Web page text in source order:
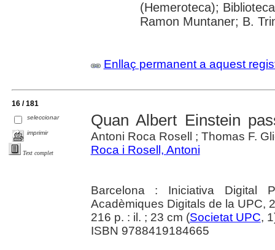
(Hemeroteca);
Ramon Muntaner; B.
Enllaç permanent a aquest
16 / 181
seleccionar
imprimir
Text complet
Quan Albert Einstein
Antoni Roca Rosell ; Thomas F.
Roca i Rosell, Antoni
Barcelona : Iniciativa Digital
Acadèmiques Digitals de la UPC,
216 p. : il. ; 23 cm (Societat UPC,
ISBN 9788419184665